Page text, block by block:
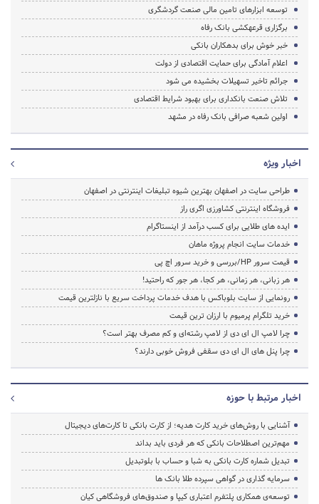
توسعه ابزارهای تامین مالی صنعت گردشگری
برگزاری قرعه‎کشی بانک رفاه
خبر خوش برای بدهکاران بانکی
اعلام آمادگی برای حمایت اقتصادی از دولت
جرائم تاخیر تسهیلات بخشیده می شود
تلاش صنعت بانکداری برای بهبود شرایط اقتصادی
اولین شعبه صرافی بانک رفاه در مشهد
اخبار ویژه
طراحی سایت در اصفهان بهترین شیوه تبلیغات اینترنتی در اصفهان
فروشگاه اینترنتی کشاورزی اگری راز
ایده های طلایی برای کسب درآمد از اینستاگرام
خدمات سایت انجام پروژه ماهان
قیمت سرور HP/بررسی و خرید سرور اچ پی
هر زبانی، هر زمانی، هر کجا، هر جور که راحتید!
رونمایی از سایت بلوباکس با هدف خدمات پرداخت سریع با نازلترین قیمت
خرید تلگرام پرمیوم با ارزان ترین قیمت
چرا لامپ ال ای دی از لامپ رشته‌ای و کم مصرف بهتر است؟
چرا پنل های ال ای دی سقفی فروش خوبی دارند؟
اخبار مرتبط با حوزه
آشنایی با روش‌های خرید کارت هدیه؛ از کارت بانکی تا کارت‌های دیجیتال
مهم‌ترین اصطلاحات بانکی که هر فردی باید بداند
تبدیل شماره کارت بانکی به شبا و حساب با بلوتبدیل
سرمایه گذاری در گواهی سپرده طلا بانک ها
توسعه‌ی همکاری‌ پلتفرم اعتباری کیپا و صندوق‌های فروشگاهی کیان